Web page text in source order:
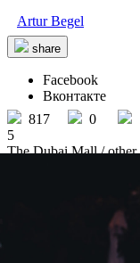
Artur Begel
share
Facebook
Вконтакте
817
0
5
The Dubai Mall/ other